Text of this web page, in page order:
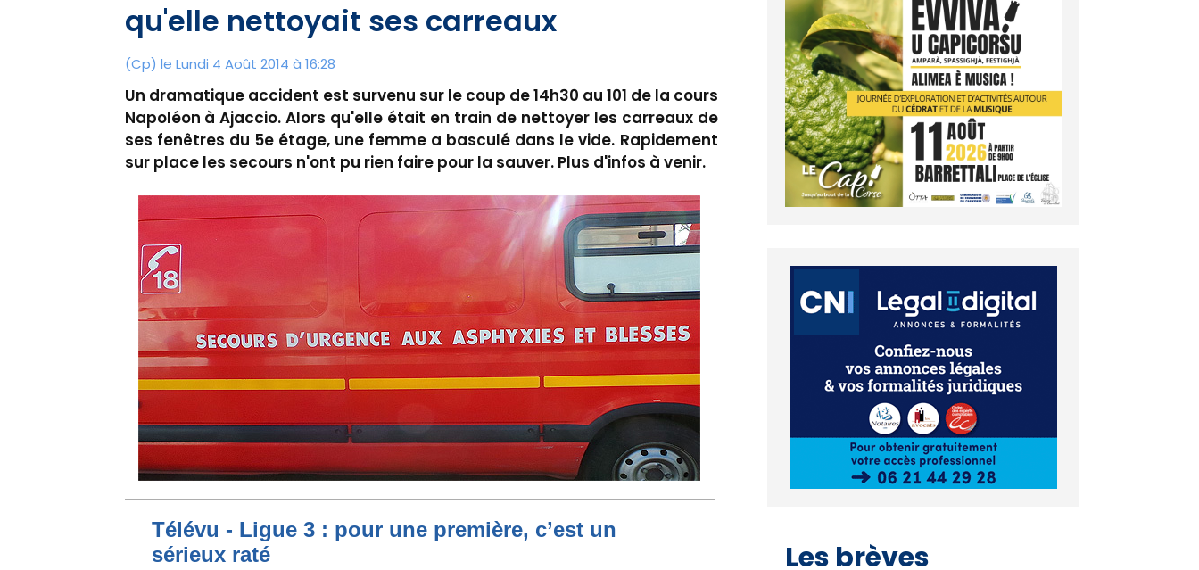
qu'elle nettoyait ses carreaux
(Cp) le Lundi 4 Août 2014 à 16:28
Un dramatique accident est survenu sur le coup de 14h30 au 101 de la cours
Napoléon à Ajaccio. Alors qu'elle était en train de nettoyer les carreaux de
ses fenêtres du 5e étage, une femme a basculé dans le vide. Rapidement
sur place les secours n'ont pu rien faire pour la sauver. Plus d'infos à venir.
Télévu - Ligue 3 : pour une première, c’est un
sérieux raté
06/08/2026 15:57